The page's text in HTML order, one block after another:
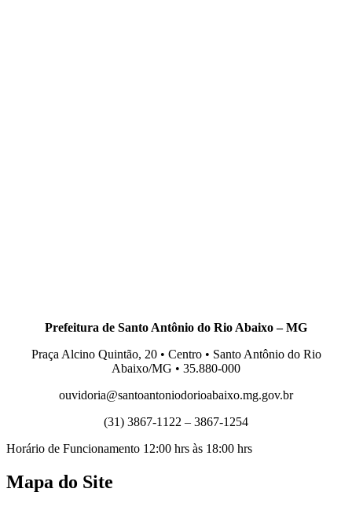
Prefeitura de Santo Antônio do Rio Abaixo – MG
Praça Alcino Quintão, 20 • Centro • Santo Antônio do Rio
Abaixo/MG • 35.880-000
ouvidoria@santoantoniodorioabaixo.mg.gov.br
(31) 3867-1122 – 3867-1254
Horário de Funcionamento 12:00 hrs às 18:00 hrs
Mapa do Site